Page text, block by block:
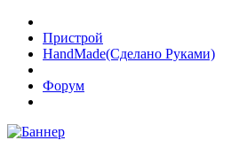
Пристрой
HandMade(Сделано Руками)
Форум